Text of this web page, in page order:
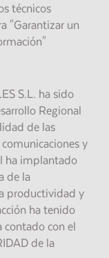
técnicos
"Garantizar un
S.L. ha sido
Regional
de las
y
ha implantado
de la
productividad y
ha tenido
contado con el
de la